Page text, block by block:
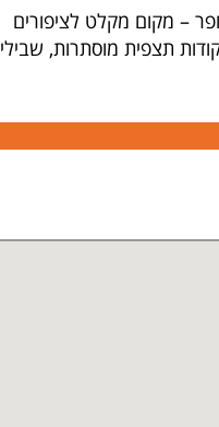
– מקום מקלט לציפורים
תצפית מוסתרות, שבילי